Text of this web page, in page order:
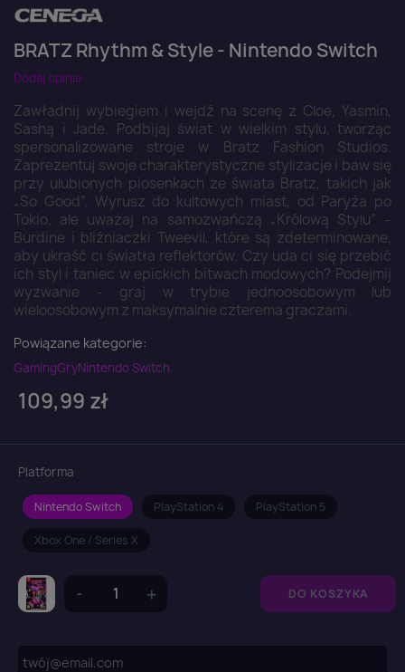
BRATZ Rhythm & Style - Nintendo Switch
Dodaj opinie
Zawładnij wybiegiem i wejdź na scenę z Cloe, Yasmin,
Sashą i Jade. Podbijaj świat w wielkim stylu, tworząc
spersonalizowane stroje w Bratz Fashion Studios.
Zaprezentuj swoje charakterystyczne stylizacje i baw się
przy ulubionych piosenkach ze świata Bratz, takich jak
„So Good”. Wyrusz do kultowych miast, od Paryża po
Tokio, ale uważaj na samozwańczą „Królową Stylu” -
Burdine i bliźniaczki Tweevil, które są zdeterminowane,
aby ukraść ci światła reflektorów. Czy uda ci się przebić
ich styl i taniec w epickich bitwach modowych? Podejmij
wyzwanie - graj w trybie jednoosobowym lub
wieloosobowym z maksymalnie czterema graczami.
Powiązane kategorie:
GamingGryNintendo Switch
109,99 zł
Platforma
Nintendo Switch PlayStation 4 PlayStation 5
Xbox One / Series X
DO KOSZYKA